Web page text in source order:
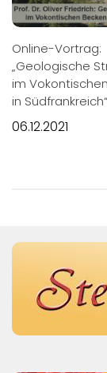
Online-Vortrag:
„Geologische
im
in Südfrankreich“
06.12.2021